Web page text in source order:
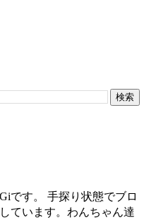
です。 手探り状態でブロ
ています。わんちゃん達